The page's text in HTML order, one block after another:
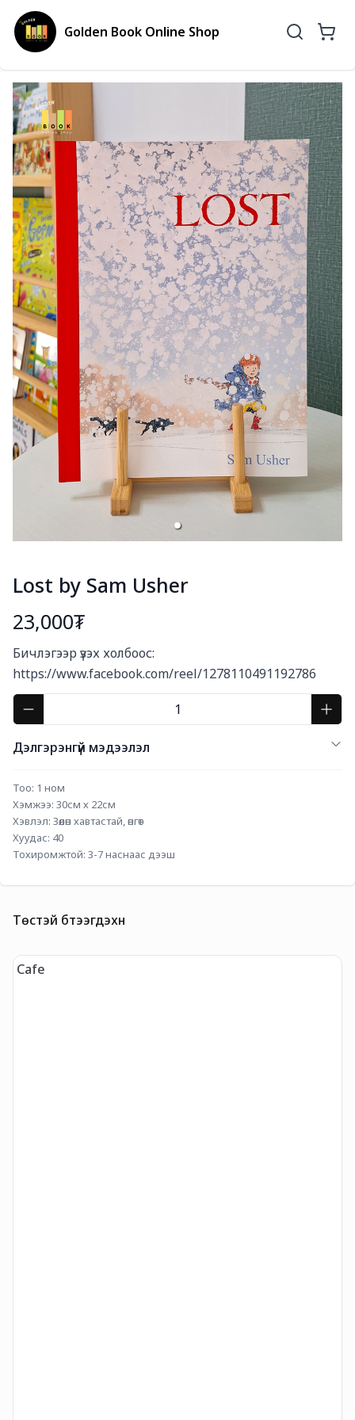
Golden Book Online Shop
Lost by Sam Usher
23,000₮
Бичлэгээр үзэх холбоос:
https://www.facebook.com/reel/1278110491192786
Дэлгэрэнгүй мэдээлэл
Тоо: 1 ном
Хэмжээ: 30см х 22см
Хэвлэл: Зөөлөн хавтастай, өнгөт
Хуудас: 40
Тохиромжтой: 3-7 наснаас дээш
Төстэй бүтээгдэхүүн
Cafe